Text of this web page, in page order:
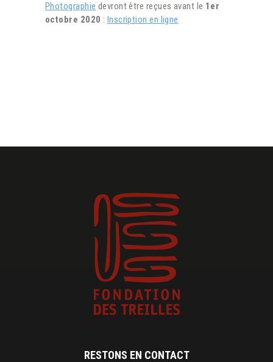
Photographie devront être reçues avant le 1er
octobre 2020 : Inscription en ligne
RESTONS EN CONTACT